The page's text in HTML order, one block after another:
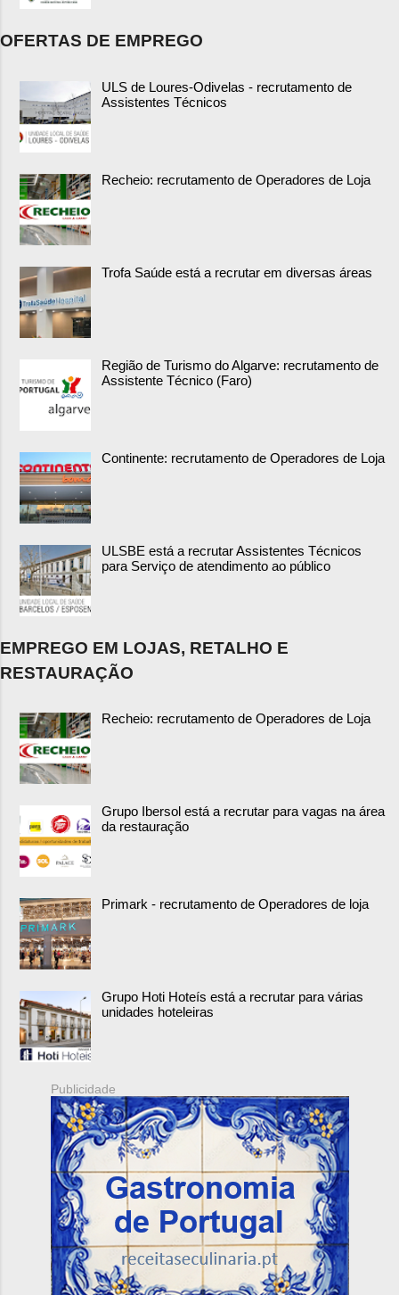
OFERTAS DE EMPREGO
ULS de Loures-Odivelas - recrutamento de
Assistentes Técnicos
Recheio: recrutamento de Operadores de Loja
Trofa Saúde está a recrutar em diversas áreas
Região de Turismo do Algarve: recrutamento de
Assistente Técnico (Faro)
Continente: recrutamento de Operadores de Loja
ULSBE está a recrutar Assistentes Técnicos
para Serviço de atendimento ao público
EMPREGO EM LOJAS, RETALHO E
RESTAURAÇÃO
Recheio: recrutamento de Operadores de Loja
Grupo Ibersol está a recrutar para vagas na área
da restauração
Primark - recrutamento de Operadores de loja
Grupo Hoti Hoteís está a recrutar para várias
unidades hoteleiras
Publicidade